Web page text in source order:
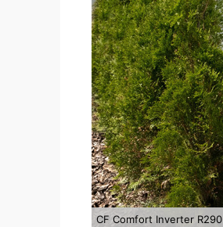
CF Comfort Inverter R290